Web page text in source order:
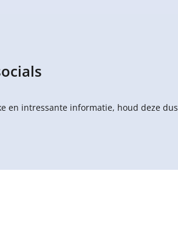
en intressante informatie, houd deze dus